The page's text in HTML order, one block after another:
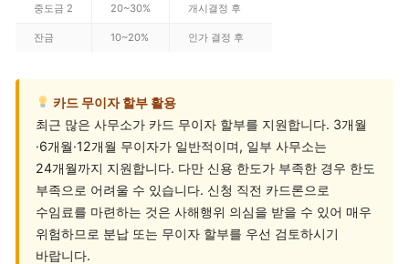
중도금 2 20~30% 개시결정 후
잔금 10~20% 인가 결정 후
카드 무이자 할부 활용
최근 많은 사무소가 카드 무이자 할부를 지원합니다. 3개월
·6개월·12개월 무이자가 일반적이며, 일부 사무소는
24개월까지 지원합니다. 다만 신용 한도가 부족한 경우 한도
부족으로 어려울 수 있습니다. 신청 직전 카드론으로
수임료를 마련하는 것은 사해행위 의심을 받을 수 있어 매우
위험하므로 분납 또는 무이자 할부를 우선 검토하시기
바랍니다.